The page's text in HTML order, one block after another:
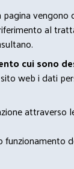
al
cui sono
web i dati
attraverso